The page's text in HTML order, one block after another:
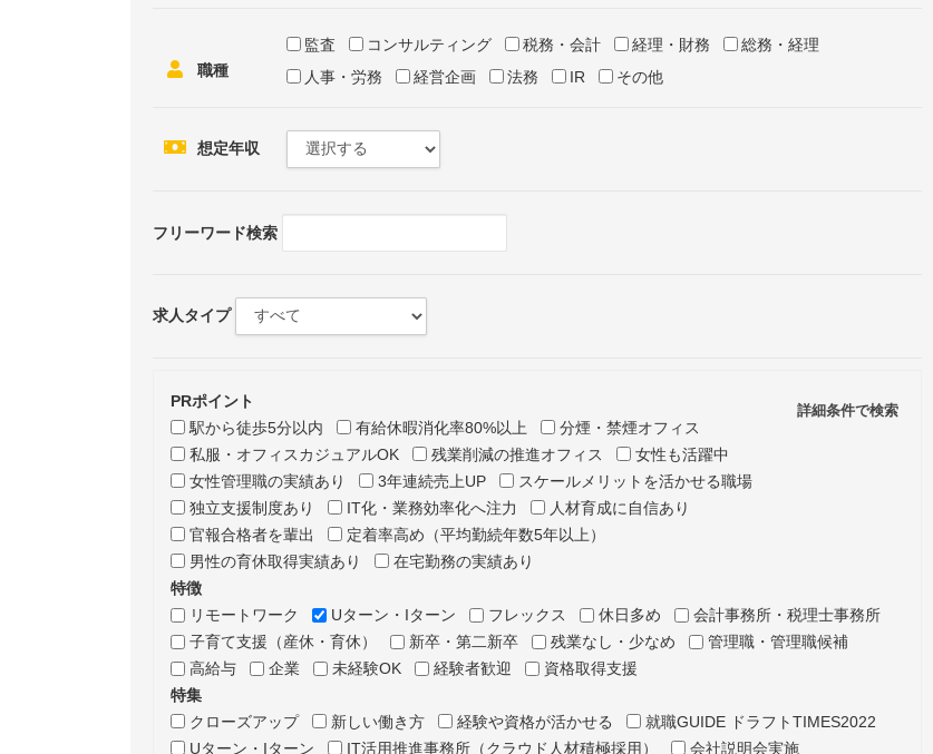
職種
監査 コンサルティング 税務・会計 経理・財務
総務・経理
人事・労務
経営企画 法務 IR その他
想定年収
フリーワード検索
求人タイプ
Hide
表示
詳細条件で検索
PRポイント
駅から徒歩5分以内
有給休暇消化率80%以上
分煙・禁煙オフィス
私服・オフィスカジュアルOK
残業削減の推進オフィス
女性も活躍中
女性管理職の実績あり
3年連続売上UP
スケールメリットを活かせる職場
独立支援制度あり
IT化・業務効率化へ注力
人材育成に自信あり
官報合格者を輩出
定着率高め（平均勤続年数5年以上）
男性の育休取得実績あり
在宅勤務の実績あり
特徴
リモートワーク
Uターン・Iターン フレックス 休日多め
会計事務所・税理士事務所
子育て支援（産休・育休）
新卒・第二新卒 残業なし・少なめ
管理職・管理職候補
高給与
企業 未経験OK 経験者歓迎
資格取得支援
特集
クローズアップ
新しい働き方 経験や資格が活かせる
就職GUIDE ドラフトTIMES2022
Uターン・Iターン
IT活用推進事務所（クラウド人材積極採用）
会社説明会実施